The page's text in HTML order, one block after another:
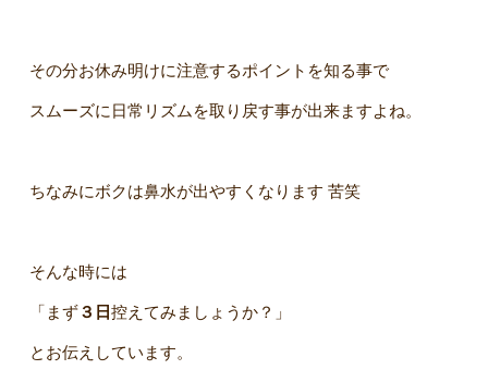
その分お休み明けに注意するポイントを知る事で
スムーズに日常リズムを取り戻す事が出来ますよね。
ちなみにボクは鼻水が出やすくなります 苦笑
そんな時には
「まず３日控えてみましょうか？」
とお伝えしています。